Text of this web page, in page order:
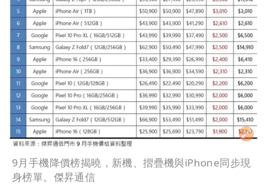
9月手機降價榜揭曉，新機、摺疊機與iPhone同步現
身榜單。傑昇通信